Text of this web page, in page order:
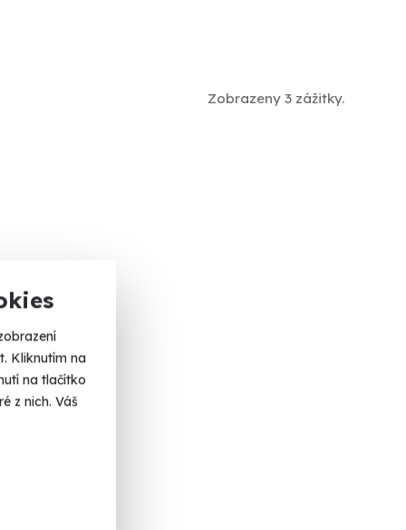
Kliknutím na
na tlačítko
z nich. Váš
Zobrazeny 3 zážitky.